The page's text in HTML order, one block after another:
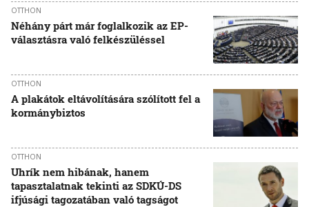
OTTHON
Néhány párt már foglalkozik az EP-
választásra való felkészüléssel
OTTHON
A plakátok eltávolítására szólított fel a
kormánybiztos
OTTHON
Uhrík nem hibának, hanem
tapasztalatnak tekinti az SDKÚ-DS
ifjúsági tagozatában való tagságot